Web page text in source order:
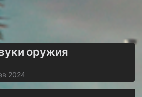
оружия
2024